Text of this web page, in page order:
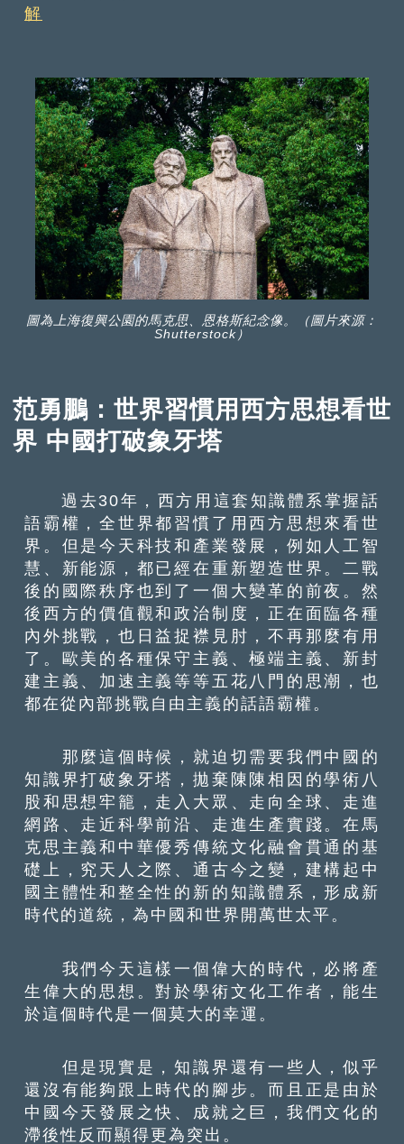
解
圖為上海復興公園的馬克思、恩格斯紀念像。（圖片來源：
Shutterstock）
范勇鵬：世界習慣用西方思想看世
界 中國打破象牙塔
過去30年，西方用這套知識體系掌握話
語霸權，全世界都習慣了用西方思想來看世
界。但是今天科技和產業發展，例如人工智
慧、新能源，都已經在重新塑造世界。二戰
後的國際秩序也到了一個大變革的前夜。然
後西方的價值觀和政治制度，正在面臨各種
內外挑戰，也日益捉襟見肘，不再那麼有用
了。歐美的各種保守主義、極端主義、新封
建主義、加速主義等等五花八門的思潮，也
都在從內部挑戰自由主義的話語霸權。
那麼這個時候，就迫切需要我們中國的
知識界打破象牙塔，拋棄陳陳相因的學術八
股和思想牢籠，走入大眾、走向全球、走進
網路、走近科學前沿、走進生產實踐。在馬
克思主義和中華優秀傳統文化融會貫通的基
礎上，究天人之際、通古今之變，建構起中
國主體性和整全性的新的知識體系，形成新
時代的道統，為中國和世界開萬世太平。
我們今天這樣一個偉大的時代，必將產
生偉大的思想。對於學術文化工作者，能生
於這個時代是一個莫大的幸運。
但是現實是，知識界還有一些人，似乎
還沒有能夠跟上時代的腳步。而且正是由於
中國今天發展之快、成就之巨，我們文化的
滯後性反而顯得更為突出。